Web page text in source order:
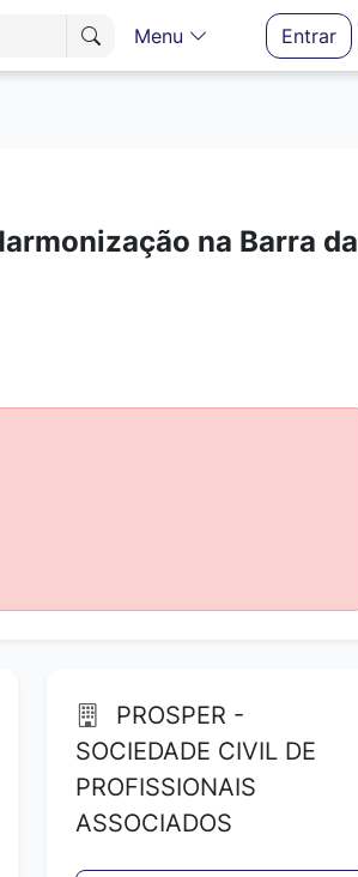
Menu Entrar
na Barra da
PROSPER -
SOCIEDADE CIVIL DE
PROFISSIONAIS
ASSOCIADOS